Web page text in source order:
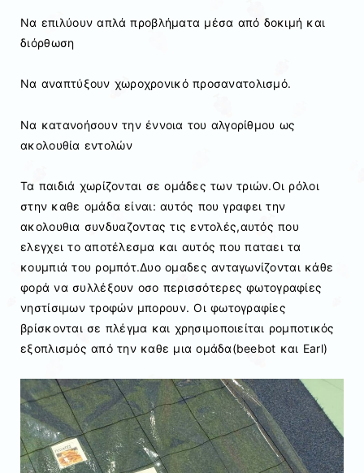
Να επιλύουν απλά προβλήματα μέσα από δοκιμή και
διόρθωση
Να αναπτύξουν χωροχρονικό προσανατολισμό.
Να κατανοήσουν την έννοια του αλγορίθμου ως
ακολουθία εντολών
Τα παιδιά χωρίζονται σε ομάδες των τριών.Οι ρόλοι
στην καθε ομάδα είναι: αυτός που γραφει την
ακολουθια συνδυαζοντας τις εντολές,αυτός που
ελεγχει το αποτέλεσμα και αυτός που παταει τα
κουμπιά του ρομπότ.Δυο ομαδες ανταγωνίζονται κάθε
φορά να συλλέξουν οσο περισσότερες φωτογραφίες
νηστίσιμων τροφών μπορουν. Οι φωτογραφίες
βρίσκονται σε πλέγμα και χρησιμοποιείται ρομποτικός
εξοπλισμός από την καθε μια ομάδα(beebot και Earl)